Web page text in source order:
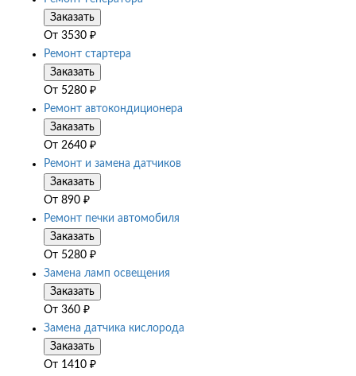
Заказать
От 3530 ₽
Ремонт стартера
Заказать
От 5280 ₽
Ремонт автокондиционера
Заказать
От 2640 ₽
Ремонт и замена датчиков
Заказать
От 890 ₽
Ремонт печки автомобиля
Заказать
От 5280 ₽
Замена ламп освещения
Заказать
От 360 ₽
Замена датчика кислорода
Заказать
От 1410 ₽